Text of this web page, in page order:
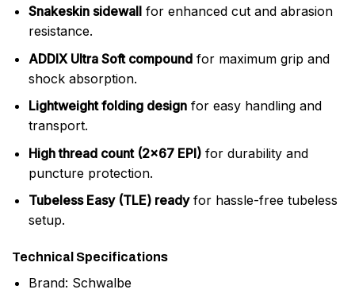
Snakeskin sidewallfor enhanced cut and abrasion
resistance.
ADDIX Ultra Soft compoundfor maximum grip and
shock absorption.
Lightweight folding designfor easy handling and
transport.
High thread count (2×67 EPI)for durability and
puncture protection.
Tubeless Easy (TLE) readyfor hassle-free tubeless
setup.
Technical Specifications
Brand: Schwalbe